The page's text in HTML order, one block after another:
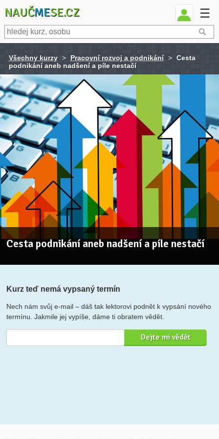
NAUČMESE.CZ ☰
Všechny kurzy > Pracovní rozvoj a podnikání > Cesta
podnikání aneb nadšení a píle nestačí
Cesta podnikání aneb nadšení a píle nestačí
Kurz teď nemá vypsaný termín
Nech nám svůj e-mail – dáš tak lektorovi podnět k vypsání nového
termínu. Jakmile jej vypíše, dáme ti obratem vědět.